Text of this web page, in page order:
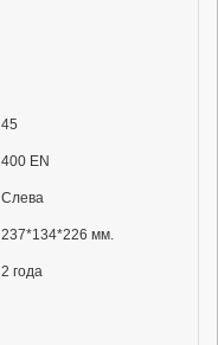
45
400 EN
Слева
237*134*226 мм.
2 года